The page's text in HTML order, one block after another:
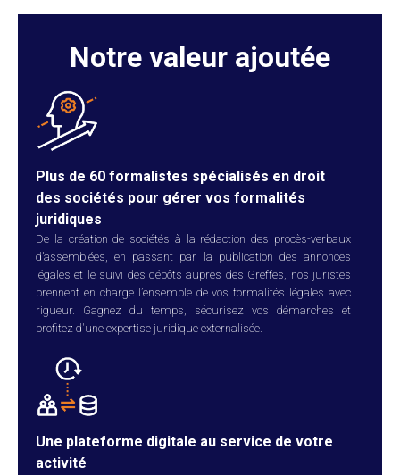
Notre valeur ajoutée
Plus de 60 formalistes spécialisés en droit
des sociétés pour gérer vos formalités
juridiques
De la création de sociétés à la rédaction des procès-verbaux
d’assemblées, en passant par la publication des annonces
légales et le suivi des dépôts auprès des Greffes, nos juristes
prennent en charge l’ensemble de vos formalités légales avec
rigueur. Gagnez du temps, sécurisez vos démarches et
profitez d'une expertise juridique externalisée.
Une plateforme digitale au service de votre
activité